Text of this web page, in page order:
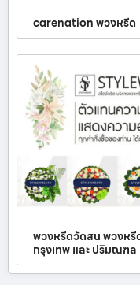
carenation พวงหรีด
พวงหรีดวัดสน พวงหรี
กรุงเทพ และ ปริมณฑล